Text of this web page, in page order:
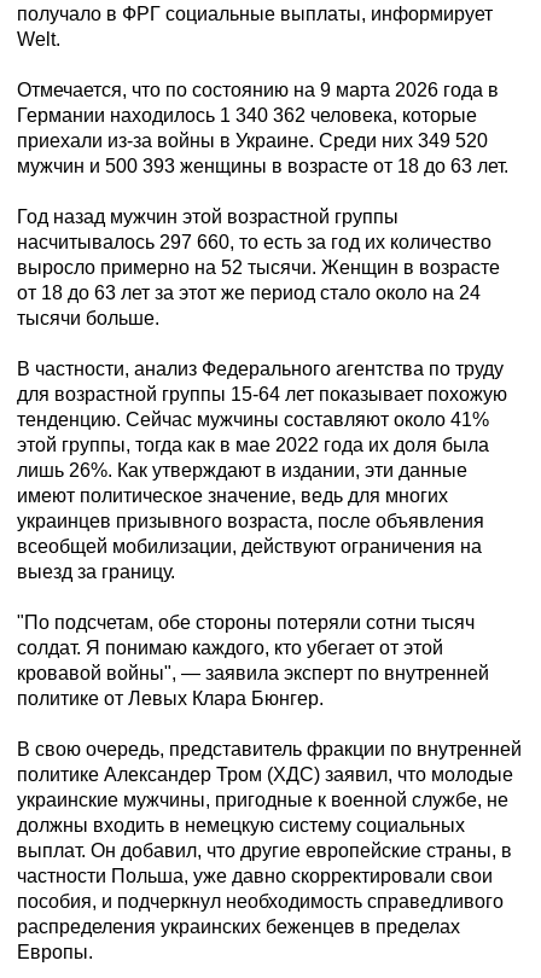
получало в ФРГ социальные выплаты, информирует
Welt.
Отмечается, что по состоянию на 9 марта 2026 года в
Германии находилось 1 340 362 человека, которые
приехали из-за войны в Украине. Среди них 349 520
мужчин и 500 393 женщины в возрасте от 18 до 63 лет.
Год назад мужчин этой возрастной группы
насчитывалось 297 660, то есть за год их количество
выросло примерно на 52 тысячи. Женщин в возрасте
от 18 до 63 лет за этот же период стало около на 24
тысячи больше.
В частности, анализ Федерального агентства по труду
для возрастной группы 15-64 лет показывает похожую
тенденцию. Сейчас мужчины составляют около 41%
этой группы, тогда как в мае 2022 года их доля была
лишь 26%. Как утверждают в издании, эти данные
имеют политическое значение, ведь для многих
украинцев призывного возраста, после объявления
всеобщей мобилизации, действуют ограничения на
выезд за границу.
"По подсчетам, обе стороны потеряли сотни тысяч
солдат. Я понимаю каждого, кто убегает от этой
кровавой войны", — заявила эксперт по внутренней
политике от Левых Клара Бюнгер.
В свою очередь, представитель фракции по внутренней
политике Александер Тром (ХДС) заявил, что молодые
украинские мужчины, пригодные к военной службе, не
должны входить в немецкую систему социальных
выплат. Он добавил, что другие европейские страны, в
частности Польша, уже давно скорректировали свои
пособия, и подчеркнул необходимость справедливого
распределения украинских беженцев в пределах
Европы.